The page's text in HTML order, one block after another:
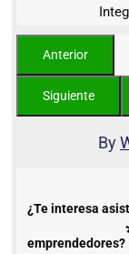
By
¿Te interesa
emprendedores?